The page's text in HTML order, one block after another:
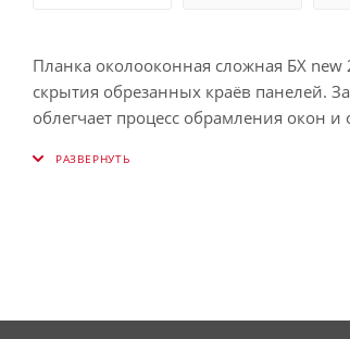
Планка околооконная сложная БХ new
скрытия обрезанных краёв панелей.
облегчает процесс обрамления окон